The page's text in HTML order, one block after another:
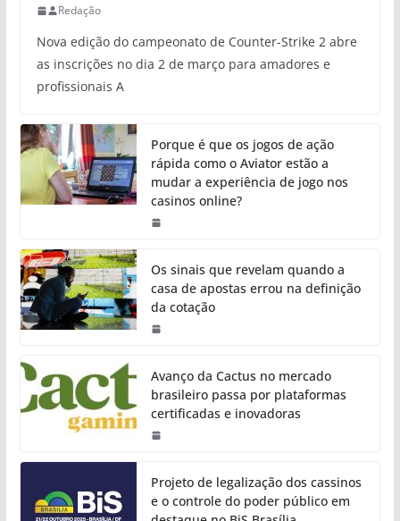
Redação
Nova edição do campeonato de Counter-Strike 2 abre
as inscrições no dia 2 de março para amadores e
profissionais A
Porque é que os jogos de ação
rápida como o Aviator estão a
mudar a experiência de jogo nos
casinos online?
Os sinais que revelam quando a
casa de apostas errou na definição
da cotação
Avanço da Cactus no mercado
brasileiro passa por plataformas
certificadas e inovadoras
Projeto de legalização dos cassinos
e o controle do poder público em